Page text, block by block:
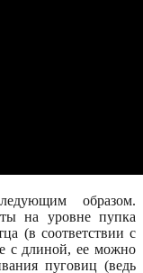
образом.
на уровне пупка
(в соответствии с
с длиной, ее можно
пуговиц (ведь